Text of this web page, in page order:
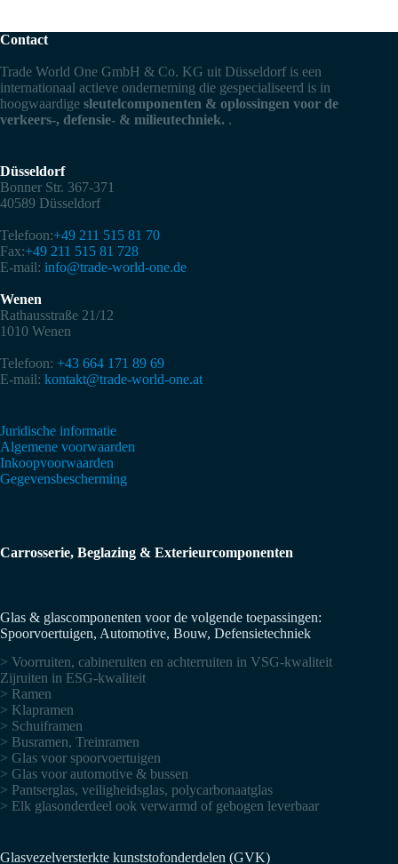
Contact
Trade World One GmbH & Co. KG uit Düsseldorf is een
internationaal actieve onderneming die gespecialiseerd is in
hoogwaardige sleutelcomponenten & oplossingen voor de
verkeers-, defensie- & milieutechniek. .
Düsseldorf
Bonner Str. 367-371
40589 Düsseldorf
Telefoon:+49 211 515 81 70
Fax:+49 211 515 81 728
E-mail: info@trade-world-one.de
Wenen
Rathausstraße 21/12
1010 Wenen
Telefoon: +43 664 171 89 69
E-mail: kontakt@trade-world-one.at
Juridische informatie
Algemene voorwaarden
Inkoopvoorwaarden
Gegevensbescherming
Carrosserie, Beglazing & Exterieurcomponenten
Glas & glascomponenten voor de volgende toepassingen:
Spoorvoertuigen, Automotive, Bouw, Defensietechniek
> Voorruiten, cabineruiten en achterruiten in VSG-kwaliteit
Zijruiten in ESG-kwaliteit
> Ramen
> Klapramen
> Schuiframen
> Busramen, Treinramen
> Glas voor spoorvoertuigen
> Glas voor automotive & bussen
> Pantserglas, veiligheidsglas, polycarbonaatglas
> Elk glasonderdeel ook verwarmd of gebogen leverbaar
Glasvezelversterkte kunststofonderdelen (GVK)